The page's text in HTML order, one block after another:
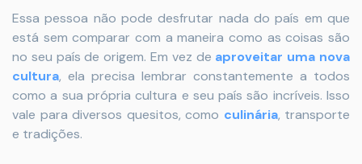
Essa pessoa não pode desfrutar nada do país em que
está sem comparar com a maneira como as coisas são
no seu país de origem. Em vez de aproveitar uma nova
cultura, ela precisa lembrar constantemente a todos
como a sua própria cultura e seu país são incríveis. Isso
vale para diversos quesitos, como culinária, transporte
e tradições.